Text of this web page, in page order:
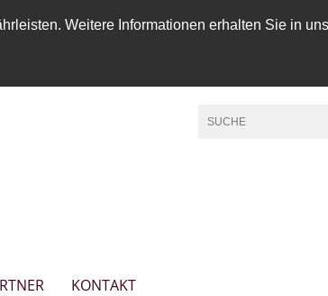
Weitere Informationen erhalten Sie in
KONTAKT